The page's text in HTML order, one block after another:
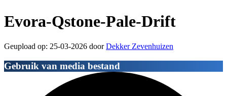
Evora-Qstone-Pale-Drift
Geupload op: 25-03-2026 doorDekker Zevenhuizen
Gebruik van media bestand